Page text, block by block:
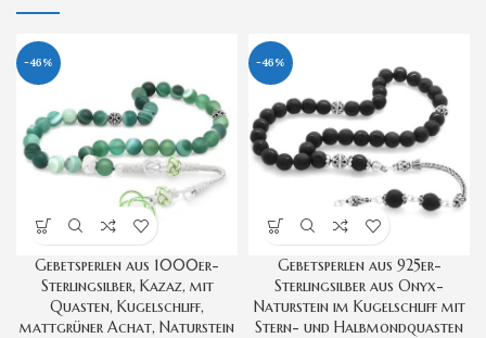
-46%
Gebetsperlen aus 1000er-
Sterlingsilber, Kazaz, mit
Quasten, Kugelschliff,
mattgrüner Achat, Naturstein
-46%
Gebetsperlen aus 925er-
Sterlingsilber aus Onyx-
Naturstein im Kugelschliff mit
Stern- und Halbmondquasten